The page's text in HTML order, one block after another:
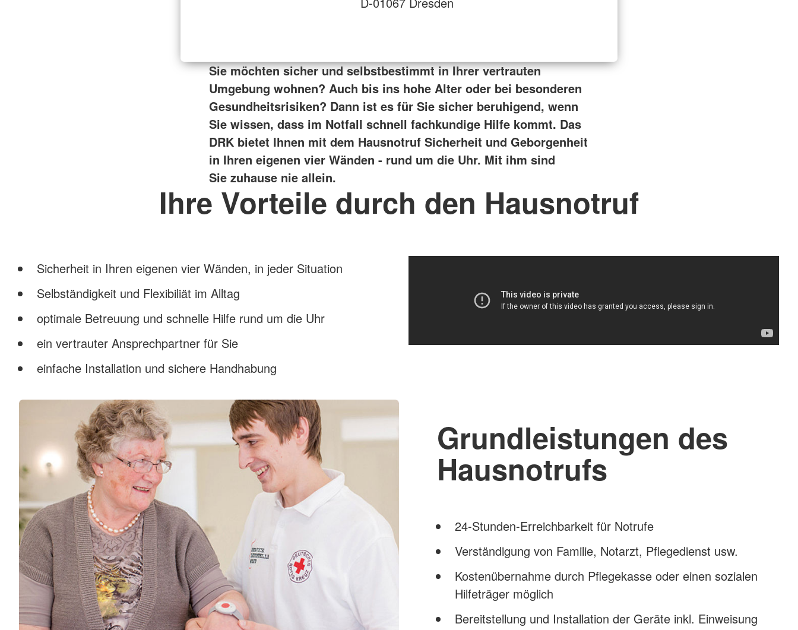
Sie möchten sicher und selbstbestimmt in Ihrer vertrauten
Umgebung wohnen? Auch bis ins hohe Alter oder bei besonderen
Gesundheitsrisiken? Dann ist es für Sie sicher beruhigend, wenn
Sie wissen, dass im Notfall schnell fachkundige Hilfe kommt. Das
DRK bietet Ihnen mit dem Hausnotruf Sicherheit und Geborgenheit
in Ihren eigenen vier Wänden - rund um die Uhr. Mit ihm sind
Sie zuhause nie allein.
Ihre Vorteile durch den Hausnotruf
Sicherheit in Ihren eigenen vier Wänden, in jeder Situation
Selbständigkeit und Flexibiliät im Alltag
optimale Betreuung und schnelle Hilfe rund um die Uhr
ein vertrauter Ansprechpartner für Sie
einfache Installation und sichere Handhabung
Grundleistungen des
Hausnotrufs
24-Stunden-Erreichbarkeit für Notrufe
Verständigung von Familie, Notarzt, Pflegedienst usw.
Kostenübernahme durch Pflegekasse oder einen sozialen
Hilfeträger möglich
Bereitstellung und Installation der Geräte inkl. Einweisung